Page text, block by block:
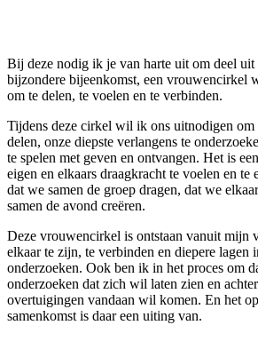
Bij deze nodig ik je van harte uit om deel uit
bijzondere bijeenkomst, een vrouwencirkel
om te delen, te voelen en te verbinden.
Tijdens deze cirkel wil ik ons uitnodigen om
delen, onze diepste verlangens te
te spelen met geven en ontvangen. Het is
eigen en elkaars draagkracht te voelen en
dat we samen de groep dragen, dat we
samen de avond creëren.
Deze vrouwencirkel is ontstaan vanuit mijn
elkaar te zijn, te verbinden en diepere lagen
onderzoeken. Ook ben ik in het proces om
onderzoeken dat zich wil laten zien en achter
overtuigingen vandaan wil komen. En het
samenkomst is daar een uiting van.